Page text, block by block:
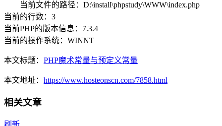
当前文件的路径：D:\install\phpstudy\WWW\index.php
当前的行数：3
当前PHP的版本信息：7.3.4
当前的操作系统：WINNT
本文标题： PHP魔术常量与预定义常量
本文地址： https://www.hosteonscn.com/7858.html
相关文章
刷新